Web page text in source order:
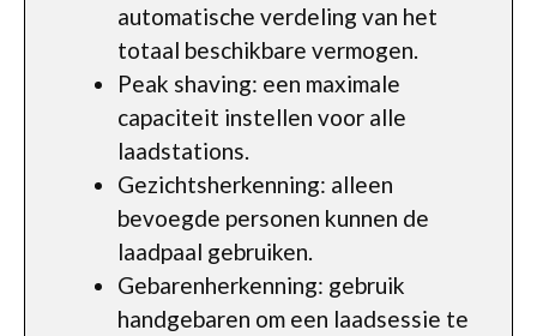
automatische verdeling van het
totaal beschikbare vermogen.
Peak shaving: een maximale
capaciteit instellen voor alle
laadstations.
Gezichtsherkenning: alleen
bevoegde personen kunnen de
laadpaal gebruiken.
Gebarenherkenning: gebruik
handgebaren om een laadsessie te